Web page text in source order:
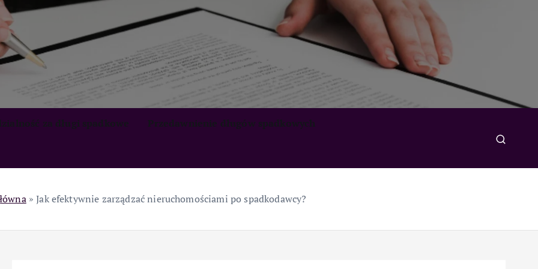
»Jak efektywnie zarządzać nieruchomościami po spadkodawcy?